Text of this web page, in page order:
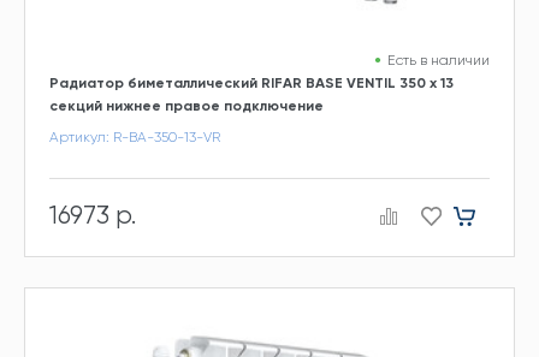
Есть в наличии
Радиатор биметаллический RIFAR BASE VENTIL 350 х 13
секций нижнее правое подключение
Артикул: R-BA-350-13-VR
16973 р.